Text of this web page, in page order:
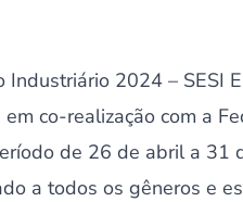
Industriário 2024 – SESI
em co-realização com a
de 26 de abril a 31
a todos os gêneros e